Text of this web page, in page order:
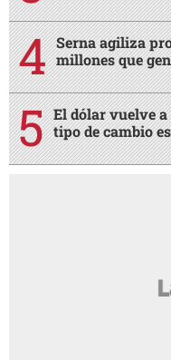
Serna agiliza
millones que
El dólar vuelve
tipo de cambio